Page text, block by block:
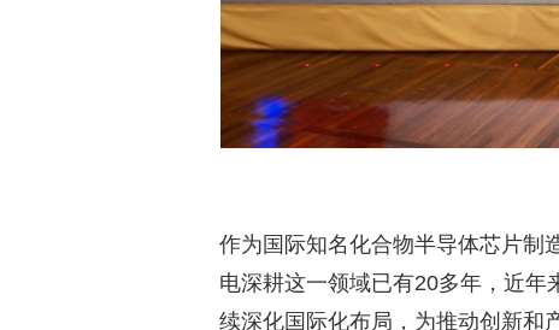
作为国际知名化合物半导体芯片制
电深耕这一领域已有20多年，近
续深化国际化布局，为推动创新和